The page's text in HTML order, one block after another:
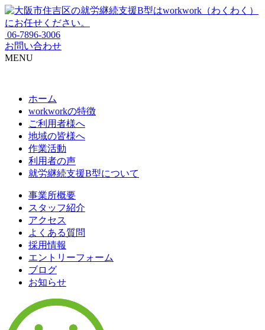
06-7896-3006
お問い合わせ
MENU
ホーム
workworkの特徴
ご利用者様へ
地域の皆様へ
作業活動
利用者の声
就労継続支援B型について
事業所概要
スタッフ紹介
アクセス
よくある質問
採用情報
エントリーフォーム
ブログ
お知らせ